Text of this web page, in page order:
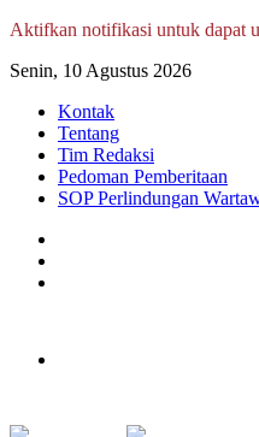
Aktifkan notifikasi untuk dapat
Senin, 10 Agustus 2026
Kontak
Tentang
Tim Redaksi
Pedoman Pemberitaan
SOP Perlindungan